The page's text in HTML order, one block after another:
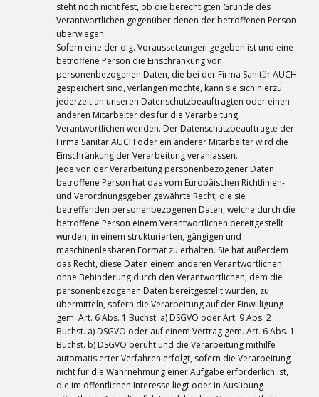
steht noch nicht fest, ob die berechtigten Gründe des
Verantwortlichen gegenüber denen der betroffenen Person
überwiegen.
Sofern eine der o.g. Voraussetzungen gegeben ist und eine
betroffene Person die Einschränkung von
personenbezogenen Daten, die bei der Firma Sanitär AUCH
gespeichert sind, verlangen möchte, kann sie sich hierzu
jederzeit an unseren Datenschutzbeauftragten oder einen
anderen Mitarbeiter des für die Verarbeitung
Verantwortlichen wenden. Der Datenschutzbeauftragte der
Firma Sanitär AUCH oder ein anderer Mitarbeiter wird die
Einschränkung der Verarbeitung veranlassen.
Jede von der Verarbeitung personenbezogener Daten
betroffene Person hat das vom Europäischen Richtlinien-
und Verordnungsgeber gewährte Recht, die sie
betreffenden personenbezogenen Daten, welche durch die
betroffene Person einem Verantwortlichen bereitgestellt
wurden, in einem strukturierten, gängigen und
maschinenlesbaren Format zu erhalten. Sie hat außerdem
das Recht, diese Daten einem anderen Verantwortlichen
ohne Behinderung durch den Verantwortlichen, dem die
personenbezogenen Daten bereitgestellt wurden, zu
übermitteln, sofern die Verarbeitung auf der Einwilligung
gem. Art. 6 Abs. 1 Buchst. a) DSGVO oder Art. 9 Abs. 2
Buchst. a) DSGVO oder auf einem Vertrag gem. Art. 6 Abs. 1
Buchst. b) DSGVO beruht und die Verarbeitung mithilfe
automatisierter Verfahren erfolgt, sofern die Verarbeitung
nicht für die Wahrnehmung einer Aufgabe erforderlich ist,
die im öffentlichen Interesse liegt oder in Ausübung